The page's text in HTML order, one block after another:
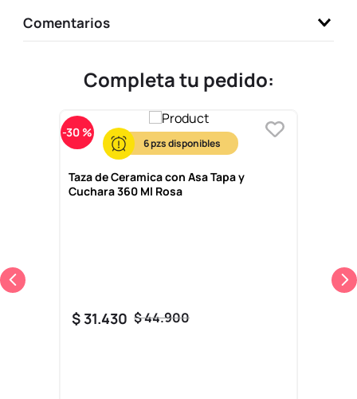
Comentarios
Completa tu pedido:
-30 %
6
Taza de Ceramica con Asa Tapa y
Cuchara 360 Ml Rosa
$44.900
$31.430